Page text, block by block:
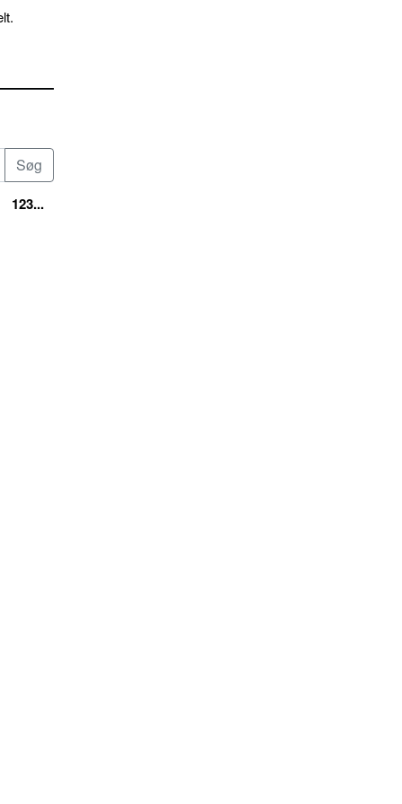
123...